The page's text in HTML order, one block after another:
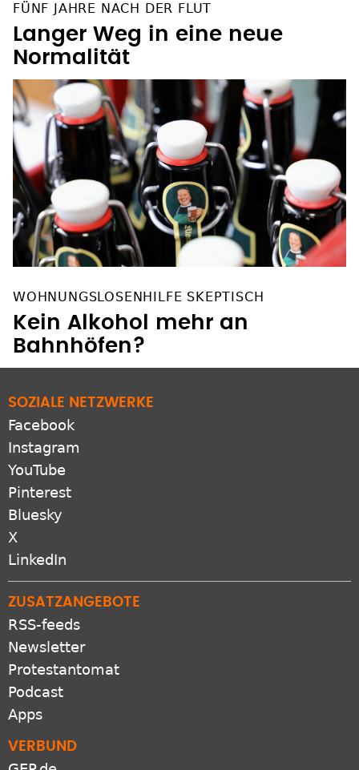
FÜNF JAHRE NACH DER FLUT
Langer Weg in eine neue
Normalität
WOHNUNGSLOSENHILFE SKEPTISCH
Kein Alkohol mehr an
Bahnhöfen?
SOZIALE NETZWERKE
Facebook
Instagram
YouTube
Pinterest
Bluesky
X
LinkedIn
ZUSATZANGEBOTE
RSS-feeds
Newsletter
Protestantomat
Podcast
Apps
VERBUND